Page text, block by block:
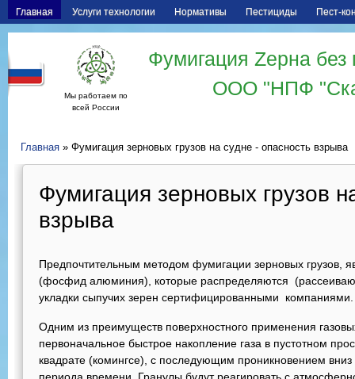
Главная Услуги технологии Нормативы Пестициды Пест-
Мы работаем по
всей России
Фумигация Zерна
ООО "НПФ
Главная » Фумигация зерновых грузов на судне - опасность взрыва
Фумигация зерновых грузов
взрыва
Предпочтительным методом фумигации зерновых грузов,
(фосфид алюминия), которые распределяются
укладки сыпучих зерен сертифицированными компаниями.
Одним из преимуществ поверхностного применения
первоначальное быстрое накопление газа в пустотном
квадрате (комингсе), с последующим проникновением вниз